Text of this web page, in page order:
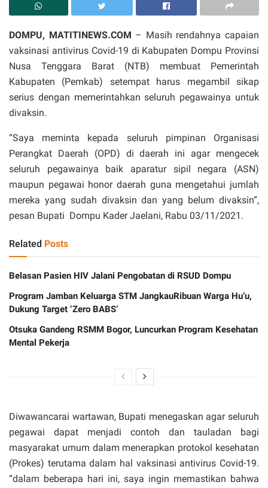
DOMPU, MATITINEWS.COM – Masih rendahnya capaian
vaksinasi antivirus Covid-19 di Kabupaten Dompu Provinsi
Nusa Tenggara Barat (NTB) membuat Pemerintah
Kabupaten (Pemkab) setempat harus megambil sikap
serius dengan memerintahkan seluruh pegawainya untuk
divaksin.
“Saya meminta kepada seluruh pimpinan Organisasi
Perangkat Daerah (OPD) di daerah ini agar mengecek
seluruh pegawainya baik aparatur sipil negara (ASN)
maupun pegawai honor daerah guna mengetahui jumlah
mereka yang sudah divaksin dan yang belum divaksin”,
pesan Bupati Dompu Kader Jaelani, Rabu 03/11/2021.
Related Posts
Belasan Pasien HIV Jalani Pengobatan di RSUD Dompu
Program Jamban Keluarga STM JangkauRibuan Warga Hu’u,
Dukung Target ‘Zero BABS’
Otsuka Gandeng RSMM Bogor, Luncurkan Program Kesehatan
Mental Pekerja
Diwawancarai wartawan, Bupati menegaskan agar seluruh
pegawai dapat menjadi contoh dan tauladan bagi
masyarakat umum dalam menerapkan protokol kesehatan
(Prokes) terutama dalam hal vaksinasi antivirus Covid-19.
“dalam beberapa hari ini, saya ingin memastikan bahwa